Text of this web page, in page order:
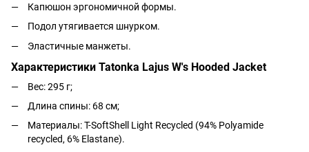
Капюшон эргономичной формы.
Подол утягивается шнурком.
Эластичные манжеты.
Характеристики Tatonka Lajus W's Hooded Jacket
Вес: 295 г;
Длина спины: 68 см;
Материалы: T-SoftShell Light Recycled (94% Polyamide
recycled, 6% Elastane).